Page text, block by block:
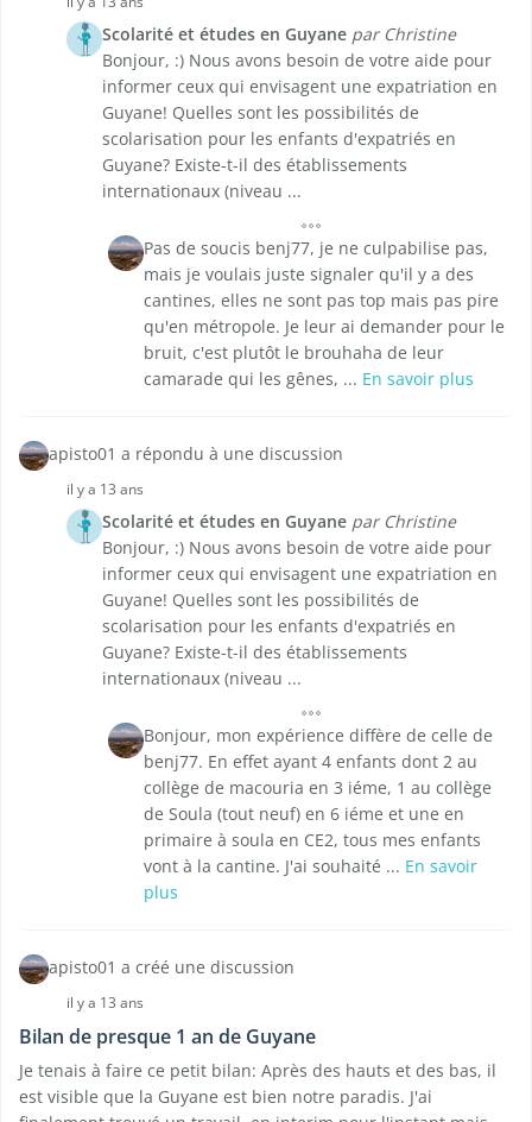
Scolarité et études en Guyane par Christine
Bonjour, :) Nous avons besoin de votre aide pour
informer ceux qui envisagent une expatriation en
Guyane! Quelles sont les possibilités de
scolarisation pour les enfants d'expatriés en
Guyane? Existe-t-il des établissements
internationaux (niveau ...
Pas de soucis benj77, je ne culpabilise pas,
mais je voulais juste signaler qu'il y a des
cantines, elles ne sont pas top mais pas pire
qu'en métropole. Je leur ai demander pour le
bruit, c'est plutôt le brouhaha de leur
camarade qui les gênes, ... En savoir plus
apisto01 a répondu à une discussion
il y a 13 ans
Scolarité et études en Guyane par Christine
Bonjour, :) Nous avons besoin de votre aide pour
informer ceux qui envisagent une expatriation en
Guyane! Quelles sont les possibilités de
scolarisation pour les enfants d'expatriés en
Guyane? Existe-t-il des établissements
internationaux (niveau ...
Bonjour, mon expérience diffère de celle de
benj77. En effet ayant 4 enfants dont 2 au
collège de macouria en 3 iéme, 1 au collège
de Soula (tout neuf) en 6 iéme et une en
primaire à soula en CE2, tous mes enfants
vont à la cantine. J'ai souhaité ... En savoir
plus
apisto01 a créé une discussion
il y a 13 ans
Bilan de presque 1 an de Guyane
Je tenais à faire ce petit bilan: Après des hauts et des bas, il
est visible que la Guyane est bien notre paradis. J'ai